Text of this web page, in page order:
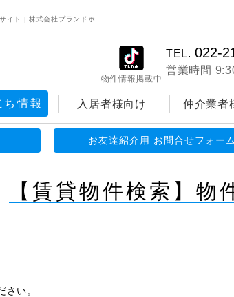
イト | 株式会社プランドホ
TEL. 022-
営業時間
物件情報掲載中
ち情報 入居者様向け 仲介業者
お友達紹介用 お問合せフォーム
【賃貸物件検索】物
さい。